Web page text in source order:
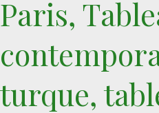
Paris,
turque,